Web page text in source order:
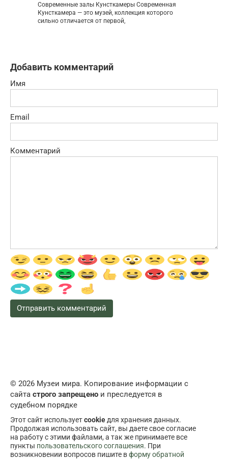
Современные залы Кунсткамеры Современная
Кунсткамера — это музей, коллекция которого
сильно отличается от первой,
Добавить комментарий
Имя
Email
Комментарий
© 2026 Музеи мира. Копирование информации с
сайта строго запрещено и преследуется в
судебном порядке
Этот сайт используетcookie для хранения данных.
Продолжая использовать сайт, вы даете свое согласие
на работу с этими файлами, а так же принимаете все
пункты пользовательского соглашения. При
возникновении вопросов пишите вформу обратной